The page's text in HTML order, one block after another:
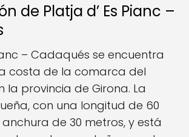
de Platja d’ Es Pianc –
– Cadaqués se encuentra
costa de la comarca del
la provincia de Girona. La
con una longitud de 60
de 30 metros, y está